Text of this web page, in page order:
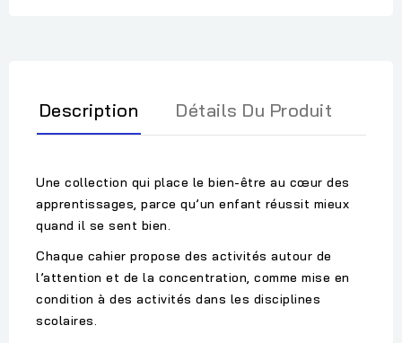
Description Détails Du Produit
Une collection qui place le bien-être au cœur des
apprentissages, parce qu’un enfant réussit mieux
quand il se sent bien.
Chaque cahier propose des activités autour de
l’attention et de la concentration, comme mise en
condition à des activités dans les disciplines
scolaires.